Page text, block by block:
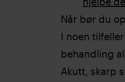
Når bør du
I noen
behandling
Akutt, skarp